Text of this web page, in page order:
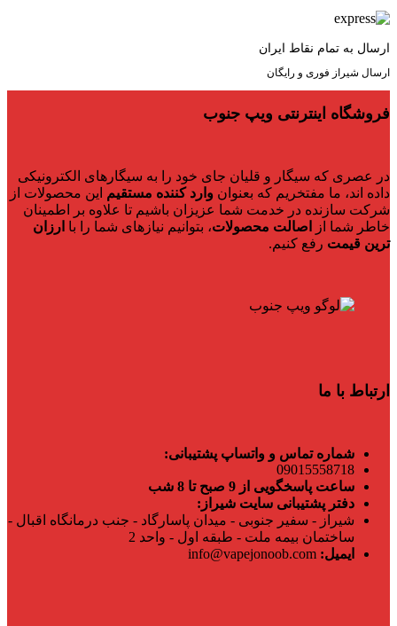
ارسال به تمام نقاط ایران
ارسال شیراز فوری و رایگان
فروشگاه اینترنتی ویپ جنوب
در عصری که سیگار و قلیان جای خود را به سیگارهای الکترونیکی
داده اند، ما مفتخریم که بعنوان وارد کننده مستقیم این محصولات از
شرکت سازنده در خدمت شما عزیزان باشیم تا علاوه بر اطمینان
خاطر شما از
اصالت محصولات، بتوانیم نیازهای شما را با ارزان
ترین قیمت رفع کنیم.
ارتباط با ما
شماره تماس و واتساپ پشتیبانی:
09015558718
ساعت پاسخگویی از 9 صبح تا 8 شب
دفتر پشتیبانی سایت شیراز:
شیراز - سفیر جنوبی - میدان پاسارگاد - جنب درمانگاه اقبال -
ساختمان بیمه ملت - طبقه اول - واحد 2
ایمیل: